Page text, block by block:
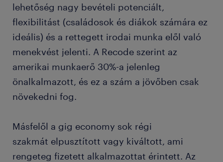
lehetőség nagy bevételi potenciált,
flexibilitást (családosok és diákok számára ez
ideális) és a rettegett irodai munka elől való
menekvést jelenti. A Recode szerint az
amerikai munkaerő 30%-a jelenleg
önalkalmazott, és ez a szám a jövőben csak
növekedni fog.
Másfelől a gig economy sok régi
szakmát elpusztított vagy kiváltott, ami
rengeteg fizetett alkalmazottat érintett. Az